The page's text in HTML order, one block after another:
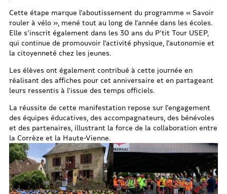
Cette étape marque l’aboutissement du programme « Savoir
rouler à vélo », mené tout au long de l’année dans les écoles.
Elle s’inscrit également dans les 30 ans du P’tit Tour USEP,
qui continue de promouvoir l’activité physique, l’autonomie et
la citoyenneté chez les jeunes.
Les élèves ont également contribué à cette journée en
réalisant des affiches pour cet anniversaire et en partageant
leurs ressentis à l’issue des temps officiels.
La réussite de cette manifestation repose sur l’engagement
des équipes éducatives, des accompagnateurs, des bénévoles
et des partenaires, illustrant la force de la collaboration entre
la Corrèze et la Haute-Vienne.